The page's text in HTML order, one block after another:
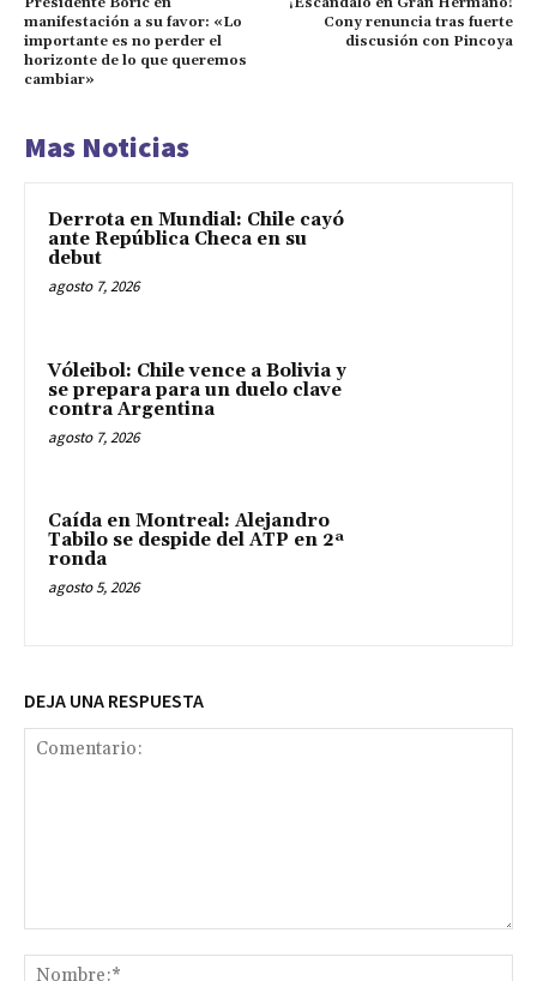
manifestación a su favor: «Lo
importante es no perder el
horizonte de lo que queremos
cambiar»
Cony renuncia tras fuerte
discusión con Pincoya
Mas Noticias
Derrota en Mundial: Chile cayó
ante República Checa en su
debut
agosto 7, 2026
Vóleibol: Chile vence a Bolivia y
se prepara para un duelo clave
contra Argentina
agosto 7, 2026
Caída en Montreal: Alejandro
Tabilo se despide del ATP en 2ª
ronda
agosto 5, 2026
DEJA UNA RESPUESTA